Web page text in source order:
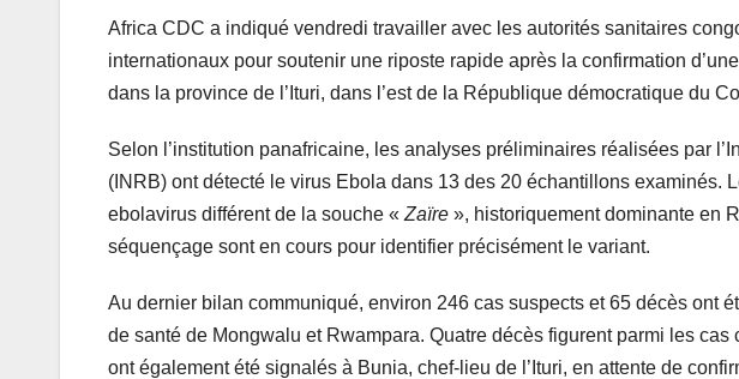
Africa CDC a indiqué vendredi travailler avec les autorités sanitaires
internationaux pour soutenir une riposte rapide après la confirmation
dans la province de l’Ituri, dans l’est de la République démocratique du
Selon l’institution panafricaine, les analyses préliminaires réalisées par
(INRB) ont détecté le virus Ebola dans 13 des 20 échantillons examinés.
ebolavirus différent de la souche « Zaïre », historiquement dominante en
séquençage sont en cours pour identifier précisément le variant.
Au dernier bilan communiqué, environ 246 cas suspects et 65 décès ont
de santé de Mongwalu et Rwampara. Quatre décès figurent parmi les
ont également été signalés à Bunia, chef-lieu de l’Ituri, en attente de